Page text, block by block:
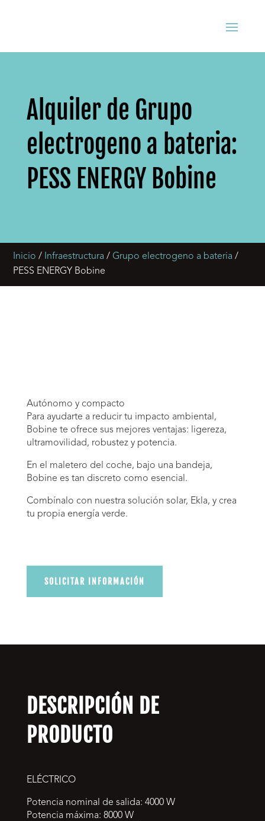
Alquiler de Grupo
electrogeno a bateria:
PESS ENERGY Bobine
Inicio / Infraestructura /Grupo electrogeno a bateria /
PESS ENERGY Bobine
Autónomo y compacto
Para ayudarte a reducir tu impacto ambiental,
Bobine te ofrece sus mejores ventajas: ligereza,
ultramovilidad, robustez y potencia.
En el maletero del coche, bajo una bandeja,
Bobine es tan discreto como esencial.
Combínalo con nuestra solución solar, Ekla, y crea
tu propia energía verde.
SOLICITAR INFORMACIÓN
DESCRIPCIÓN DE
PRODUCTO
ELÉCTRICO
Potencia nominal de salida: 4000 W
Potencia máxima: 8000 W